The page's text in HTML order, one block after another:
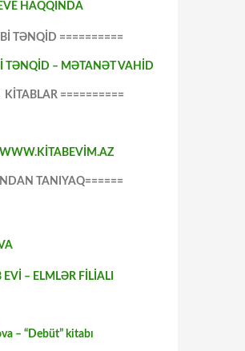
HAQQINDA
TƏNQİD ==========
TƏNQİD – MƏTANƏT VAHİD
KİTABLAR ==========
TANIYAQ======
EVİ – ELMLƏR FİLİALI
– “Debüt” kitabı